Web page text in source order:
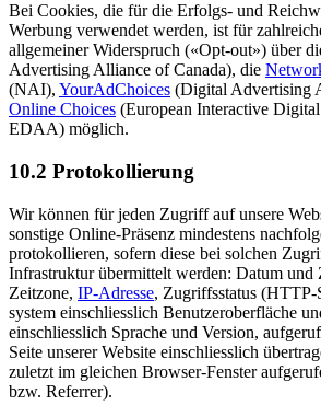
Bei Cookies, die für die Erfolgs- und
Werbung verwendet werden, ist für
allgemeiner Widerspruch («Opt-out») über
Advertising Alliance of Canada), die
(NAI), YourAdChoices (Digital Advertising
Online Choices (European Interactive
EDAA) möglich.
10.2 Protokollierung
Wir können für jeden Zugriff auf unsere
sonstige Online-Präsenz mindestens
protokollieren, sofern diese bei solchen
Infrastruktur übermittelt werden: Datum und
Zeitzone, IP-Adresse, Zugriffsstatus
system einschliesslich Benutzer­oberfläche
einschliesslich Sprache und Version,
Seite unserer Website einschliesslich
zuletzt im gleichen Browser-Fenster
bzw. Referrer).